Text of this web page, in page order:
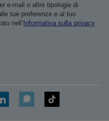
e-mail o altre tipologie di
tue preferenze e al tuo
nell’ Informativa sulla privacy